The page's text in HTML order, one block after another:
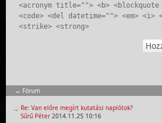
<acronym title=""> <b>
<code> <del datetime=""> <em> <i>
<strike> <strong>
Fórum
Re: Van előre megírt kutatási naplótok?
Sűrű Péter 2014.11.25 10:16